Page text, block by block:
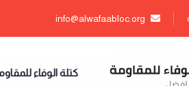
كتلة الوفاء